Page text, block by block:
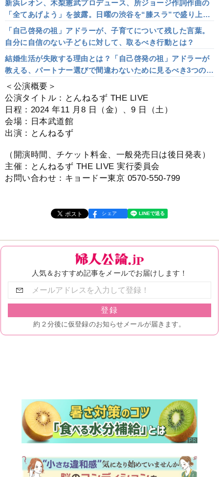
新浜レオン、木梨憲武プロデュース、所ジョージ作詞作曲の
「全てあげよう」を披露。日曜の渋谷を“膝スラ”で盛り上げ
る
「自己啓発の祖」アドラーが、子育てについて残した言葉。
自分に自信のない子どもに対して、取るべき行動とは？
結婚生活が失敗する理由とは？「自己啓発の祖」アドラーが
教える、パートナー選びで間違わないために見るべき3つのポ
イント
＜公演概要＞
公演タイトル：とんねるず THE LIVE
⽇程：2024 年11 ⽉8 ⽇（⾦）、9 ⽇（⼟）
会場：⽇本武道館
出演：とんねるず
（開演時間、チケット料⾦、⼀般発売⽇は後⽇発表）
主催：とんねるず THE LIVE 実⾏委員会
お問い合わせ：キョードー東京 0570-550-799
シェア